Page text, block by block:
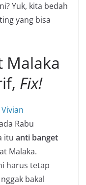
Yuk, kita bedah
yang bisa
Malaka
Fix!
Vivian
Rabu
itu anti banget
Malaka.
harus tetap
bakal